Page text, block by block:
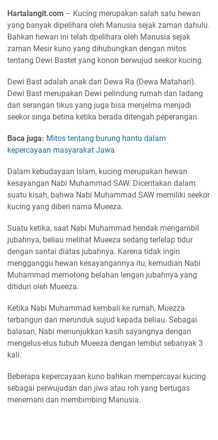
Hartalangit.com – Kucing merupakan salah satu hewan
yang banyak dipelihara oleh Manusia sejak zaman dahulu.
Bahkan hewan ini telah dpelihara oleh Manusia sejak
zaman Mesir kuno yang dihubungkan dengan mitos
tentang Dewi Bastet yang konon berwujud seekor kucing.
Dewi Bast adalah anak dari Dewa Ra (Dewa Matahari).
Dewi Bast merupakan Dewi pelindung rumah dan ladang
dari serangan tikus yang juga bisa menjelma menjadi
seekor singa betina ketika berada ditengah peperangan.
Baca juga: Mitos tentang burung hantu dalam
kepercayaan masyarakat Jawa
Dalam kebudayaan Islam, kucing merupakan hewan
kesayangan Nabi Muhammad SAW. Diceritakan dalam
suatu kisah, bahwa Nabi Muhammad SAW memiliki seekor
kucing yang diberi nama Mueeza.
Suatu ketika, saat Nabi Muhammad hendak mengambil
jubahnya, beliau melihat Mueeza sedang terlelap tidur
dengan santai diatas jubahnya. Karena tidak ingin
mengganggu hewan kesayangannya itu, kemudian Nabi
Muhammad memotong belahan lengan jubahnya yang
ditiduri oleh Mueeza.
Ketika Nabi Muhammad kembali ke rumah, Muezza
terbangun dan merunduk sujud kepada beliau. Sebagai
balasan, Nabi menunjukkan kasih sayangnya dengan
mengelus-elus tubuh Mueeza dengan lembut sebanyak 3
kali.
Beberapa kepercayaan kuno bahkan mempercayai kucing
sebagai perwujudan dari jiwa atau roh yang bertugas
menemani dan membimbing Manusia.